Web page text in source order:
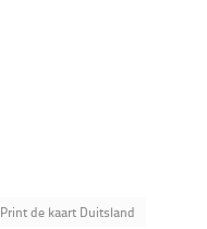
Print de kaart Duitsland